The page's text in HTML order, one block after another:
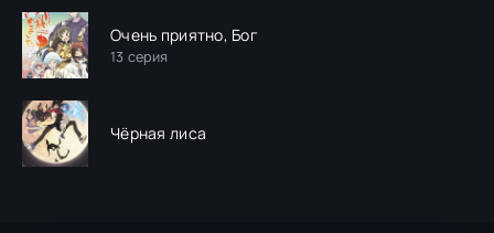
Очень приятно, Бог
13 серия
Чёрная лиса